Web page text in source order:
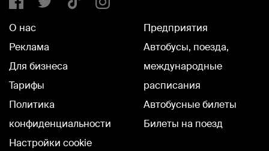
О нас
Реклама
Для бизнеса
Тарифы
Политика
конфиденциальности
Настройки cookie
Предприятия
Автобусы, поезда,
международные
расписания
Автобусные билеты
Билеты на поезд